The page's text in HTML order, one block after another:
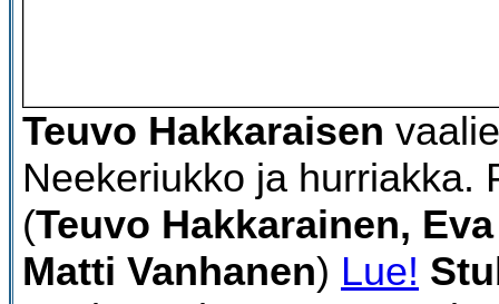
Teuvo Hakkaraisen
Neekeriukko ja hurriakka.
(Teuvo Hakkarainen,
Matti Vanhanen) Lue!